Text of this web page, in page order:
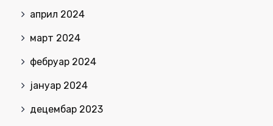
април 2024
март 2024
фебруар 2024
јануар 2024
децембар 2023